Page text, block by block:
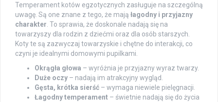
Temperament kotów egzotycznych zasługuje na szczególną
uwagę. Są one znane z tego, że mają łagodny i przyjazny
charakter . To sprawia, że doskonale nadają się na
towarzyszy dla rodzin z dziećmi oraz dla osób starszych.
Koty te są zazwyczaj towarzyskie i chętne do interakcji, co
czyni je idealnymi domowymi pupilkami.
Okrągła głowa – wyróżnia je przyjazny wyraz twarzy.
Duże oczy – nadają im atrakcyjny wygląd.
Gęsta, krótka sierść – wymaga niewiele pielęgnacji.
Łagodny temperament – świetnie nadają się do życia